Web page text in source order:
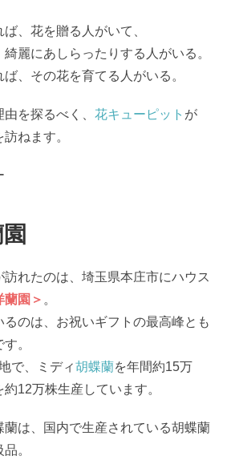
、花を贈る人がいて、
麗にあしらったりする人がいる。
、その花を育てる人がいる。
由を探るべく、花キューピット が
ねます。
れたのは、埼玉県本庄市にハウス
蘭園＞ 。
るのは、お祝いギフトの最高峰とも
す。
で、ミディ胡蝶蘭を年間約15万
約12万株生産しています。
蘭は、国内で生産されている胡蝶蘭
。